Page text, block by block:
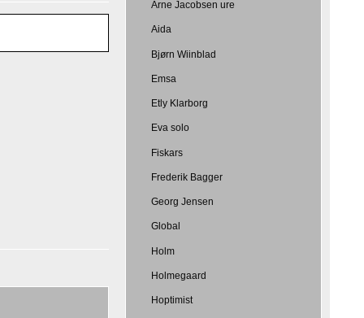
Arne Jacobsen ure
Aida
Bjørn Wiinblad
Emsa
Etly Klarborg
Eva solo
Fiskars
Frederik Bagger
Georg Jensen
Global
Holm
Holmegaard
Hoptimist